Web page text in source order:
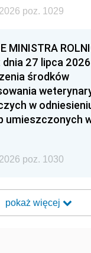
poz. 1029
MINISTRA
dnia 27 lipca
środków
w
umieszczonych
poz. 1030
pokaż więcej